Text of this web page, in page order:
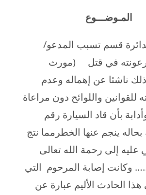
المـوضـــوع
قسم تسبب المدعو/
في قتل (مورث
ناشئا عن إهماله وعدم
للقوانين واللوائح دون مراعاة
بأن قاد السيارة رقم
ينجم عنها الخطرمما نتج
عليه إلى رحمة الله تعالى
وكانت إصابة المرحوم التي
الحادث الأليم عبارة عن